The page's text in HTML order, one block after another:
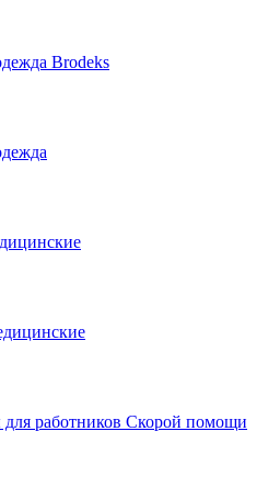
Brodeks
работников Скорой помощи